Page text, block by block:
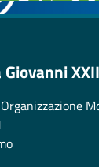
Giovanni